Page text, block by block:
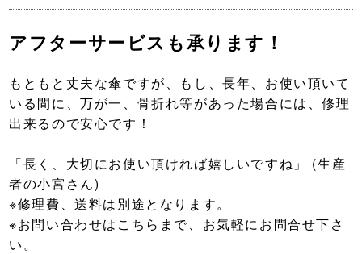
アフターサービスも承ります！
もともと丈夫な傘ですが、もし、長年、お使い頂いて
いる間に、万が一、骨折れ等があった場合には、修理
出来るので安心です！
「長く、大切にお使い頂ければ嬉しいですね」 (生産
者の小宮さん)
※修理費、送料は別途となります。
※お問い合わせはこちらまで、お気軽にお問合せ下さ
い。